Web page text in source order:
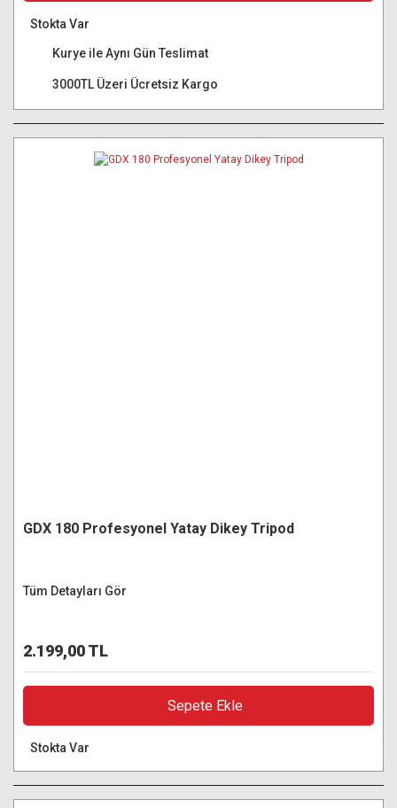
Stokta Var
Kurye ile Aynı Gün Teslimat
3000TL Üzeri Ücretsiz Kargo
GDX 180 Profesyonel Yatay Dikey Tripod
Tüm Detayları Gör
2.199,00 TL
Sepete Ekle
Stokta Var